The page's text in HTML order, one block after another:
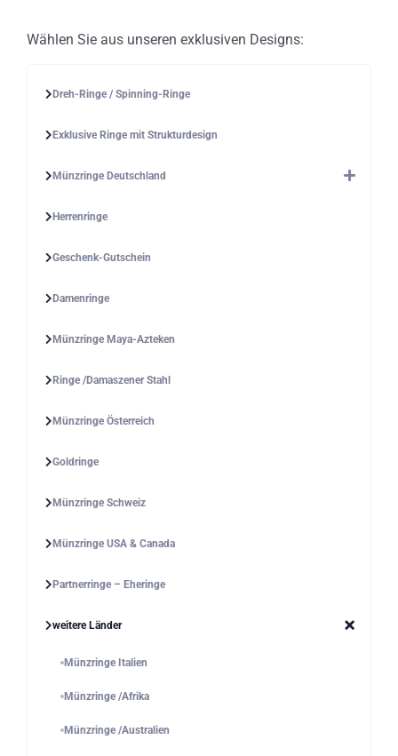
Wählen Sie aus unseren exklusiven Designs:
Dreh-Ringe / Spinning-Ringe
Exklusive Ringe mit Strukturdesign
Münzringe Deutschland
Herrenringe
Geschenk-Gutschein
Damenringe
Münzringe Maya-Azteken
Ringe /Damaszener Stahl
Münzringe Österreich
Goldringe
Münzringe Schweiz
Münzringe USA & Canada
Partnerringe – Eheringe
weitere Länder
Münzringe Italien
Münzringe /Afrika
Münzringe /Australien